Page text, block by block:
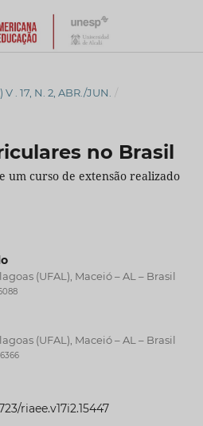
V . 17, N. 2, ABR./JUN.
/
no Brasil
um curso de extensão realizado
(UFAL), Maceió – AL – Brasil
(UFAL), Maceió – AL – Brasil
riaee.v17i2.15447